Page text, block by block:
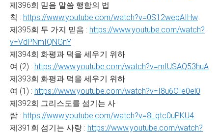
제396회 믿음 말씀 행함의 법
칙 : https://www.youtube.com/watch?v=0S12wepAIHw
제395회 두 가지 믿음 : https://www.youtube.com/watch?
v=VdPNmIQNGnY
제394회 화평과 덕을 세우기 위하
여 (2) : https://www.youtube.com/watch?v=mIUSAQ53huA
제393회 화평과 덕을 세우기 위하
여 (1) : https://www.youtube.com/watch?v=I8u6OIe0el0
제392회 그리스도를 섬기는 사
람 : https://www.youtube.com/watch?v=8Lqtc0uPKU4
제391회 섬기는 사랑 : https://www.youtube.com/watch?